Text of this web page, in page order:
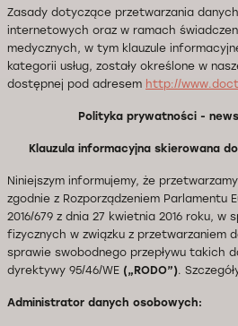
Zasady dotyczące przetwarzania
internetowych oraz w ramach
medycznych, w tym klauzule
kategorii usług, zostały określone w
dostępnej pod adresem http://
Polityka prywatności -
Klauzula informacyjna skierowana
Niniejszym informujemy, że
zgodnie z Rozporządzeniem Parlamentu
2016/679 z dnia 27 kwietnia 2016 roku, w
fizycznych w związku z przetwarzaniem
sprawie swobodnego przepływu takich
dyrektywy 95/46/WE („RODO”).
Administrator danych osobowych: